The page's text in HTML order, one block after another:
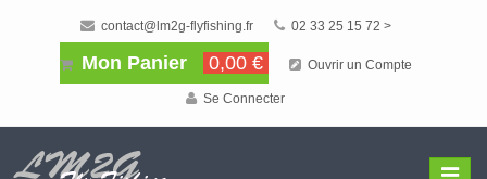
contact@lm2g-flyfishing.fr 02 33 25 15 72 >
Mon Panier 0,00 € Ouvrir un Compte
Se Connecter